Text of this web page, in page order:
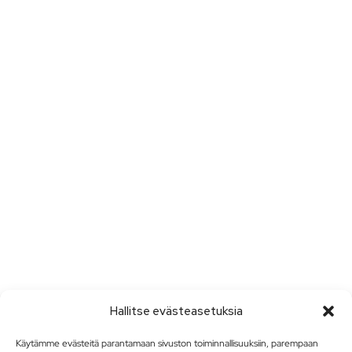
Hallitse evästeasetuksia
Käytämme evästeitä parantamaan sivuston toiminnallisuuksiin, parempaan